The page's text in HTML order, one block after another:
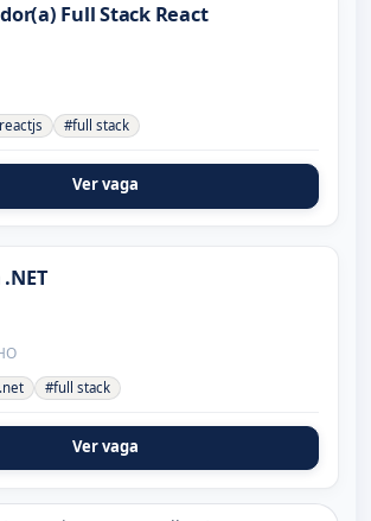
Full Stack React
#full stack
Ver vaga
#full stack
Ver vaga